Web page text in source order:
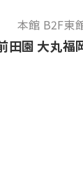
本館 B2F東
田園 大丸福